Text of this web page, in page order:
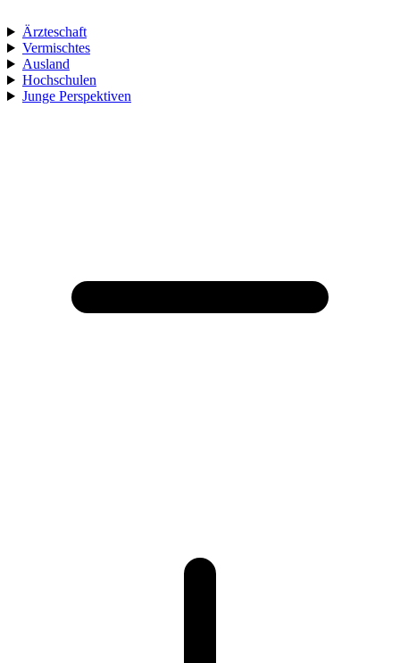
Ärzteschaft
Vermischtes
Ausland
Hochschulen
Junge Perspektiven